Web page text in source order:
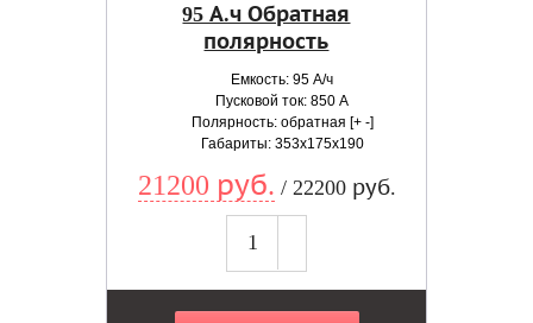
95 А.ч Обратная
полярность
Емкость: 95 А/ч
Пусковой ток: 850 А
Полярность: обратная [+ -]
Габариты: 353x175x190
21200 руб. / 22200 руб.